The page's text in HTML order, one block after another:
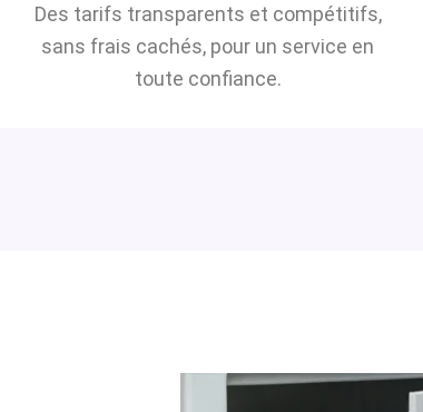
Des tarifs transparents et compétitifs,
sans frais cachés, pour un service en
toute confiance.